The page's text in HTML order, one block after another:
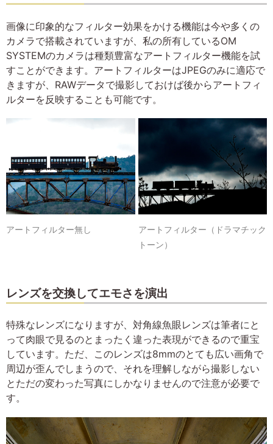
画像に印象的なフィルター効果をかける機能は今や多くの
カメラで搭載されていますが、私の所有しているOM
SYSTEMのカメラは種類豊富なアートフィルター機能を試
すことができます。アートフィルターはJPEGのみに適応で
きますが、RAWデータで撮影しておけば後からアートフィ
ルターを反映することも可能です。
アートフィルター無し
アートフィルター（ドラマチック
トーン）
レンズを交換してエモさを演出
特殊なレンズになりますが、対角線魚眼レンズは筆者にと
って肉眼で見るのとまったく違った表現ができるので重宝
しています。ただ、このレンズは8mmのとても広い画角で
周辺が歪んでしまうので、それを理解しながら撮影しない
とただの変わった写真にしかなりませんので注意が必要で
す。